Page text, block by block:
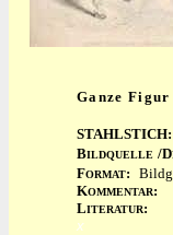
Ganze
STAHLSTICH:
BILDQUELLE /D
FORMAT:
KOMMENTAR:
LITERATUR:
x